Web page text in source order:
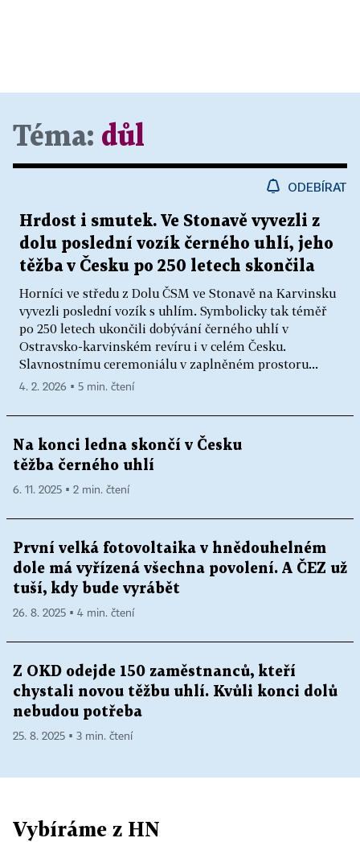
Téma: důl
ODEBÍRAT
Hrdost i smutek. Ve Stonavě vyvezli z
dolu poslední vozík černého uhlí, jeho
těžba v Česku po 250 letech skončila
Horníci ve středu z Dolu ČSM ve Stonavě na Karvinsku
vyvezli poslední vozík s uhlím. Symbolicky tak téměř
po 250 letech ukončili dobývání černého uhlí v
Ostravsko-karvinském revíru i v celém Česku.
Slavnostnímu ceremoniálu v zaplněném prostoru...
4. 2. 2026 ▪ 5 min. čtení
Na konci ledna skončí v Česku
těžba černého uhlí
6. 11. 2025 ▪ 2 min. čtení
První velká fotovoltaika v hnědouhelném
dole má vyřízená všechna povolení. A ČEZ už
tuší, kdy bude vyrábět
26. 8. 2025 ▪ 4 min. čtení
Z OKD odejde 150 zaměstnanců, kteří
chystali novou těžbu uhlí. Kvůli konci dolů
nebudou potřeba
25. 8. 2025 ▪ 3 min. čtení
Vybíráme z HN